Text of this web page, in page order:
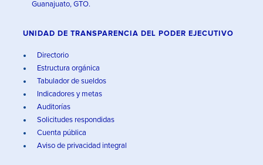
Guanajuato, GTO.
UNIDAD DE TRANSPARENCIA DEL PODER EJECUTIVO
Directorio
Estructura orgánica
Tabulador de sueldos
Indicadores y metas
Auditorías
Solicitudes respondidas
Cuenta pública
Aviso de privacidad integral